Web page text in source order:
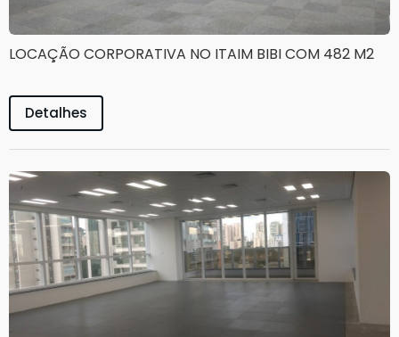
LOCAÇÃO CORPORATIVA NO ITAIM BIBI COM 482 M2
Detalhes